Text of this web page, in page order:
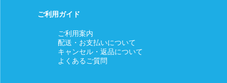
ご利用ガイド
ご利用案内
配送・お支払いについて
キャンセル・返品について
よくあるご質問